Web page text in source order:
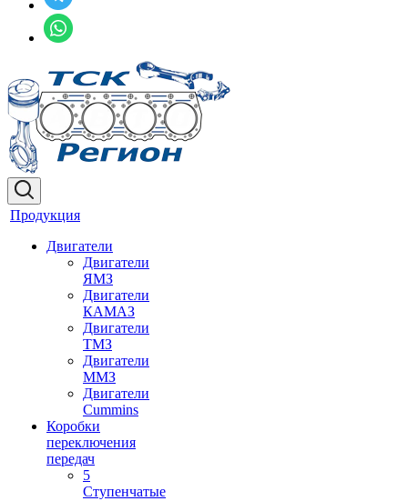
Продукция
Двигатели
Двигатели
ЯМЗ
Двигатели
КАМАЗ
Двигатели
ТМЗ
Двигатели
ММЗ
Двигатели
Cummins
Коробки
переключения
передач
5
Ступенчатые